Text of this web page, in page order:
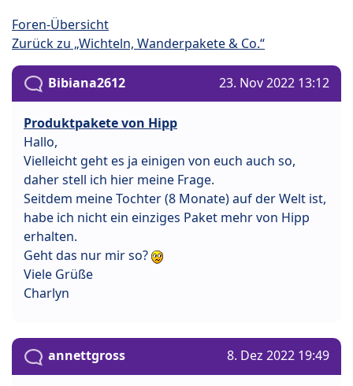
Foren-Übersicht
Zurück zu „Wichteln, Wanderpakete & Co.“
Bibiana2612 23. Nov 2022 13:12
Produktpakete von Hipp
Hallo,
Vielleicht geht es ja einigen von euch auch so,
daher stell ich hier meine Frage.
Seitdem meine Tochter (8 Monate) auf der Welt ist,
habe ich nicht ein einziges Paket mehr von Hipp
erhalten.
Geht das nur mir so?
Viele Grüße
Charlyn
annettgross 8. Dez 2022 19:49